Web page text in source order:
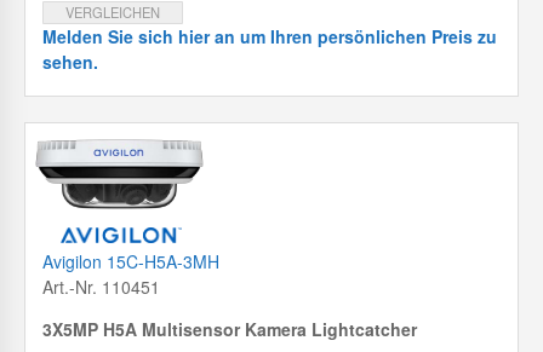
VERGLEICHEN
Melden Sie sich hier an um Ihren persönlichen Preis zu
sehen.
Avigilon 15C-H5A-3MH
Art.-Nr. 110451
3X5MP H5A Multisensor Kamera Lightcatcher